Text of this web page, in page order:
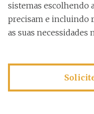
sistemas escolhendo
precisam e incluindo
as suas necessidades